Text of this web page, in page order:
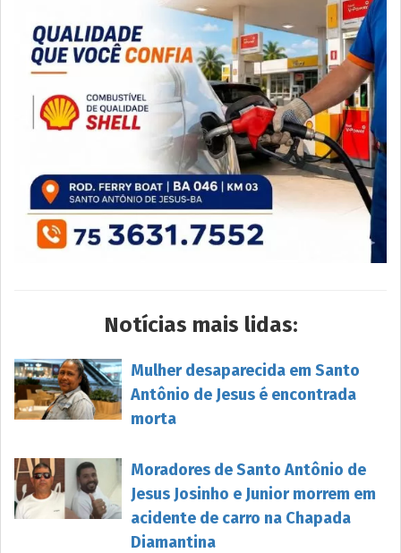
Notícias mais lidas:
Mulher desaparecida em Santo
Antônio de Jesus é encontrada
morta
Moradores de Santo Antônio de
Jesus Josinho e Junior morrem em
acidente de carro na Chapada
Diamantina